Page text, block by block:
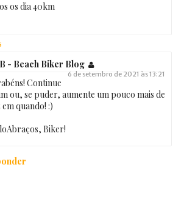
os dia 40km
- Beach Biker Blog
6 de setembro de 2021 às 13:21
Continue
ou, se puder, aumente um pouco mais de
em quando! :)
Biker!